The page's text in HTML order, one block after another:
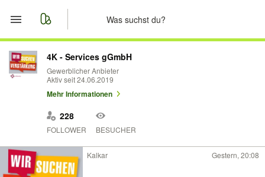
Start
Merkliste
Nachrichten
4K - Services gGmbH
Gewerblicher Anbieter
Aktiv seit 24.06.2019
Mehr Informationen
228
FOLLOWER BESUCHER
Kalkar Gestern, 20:08